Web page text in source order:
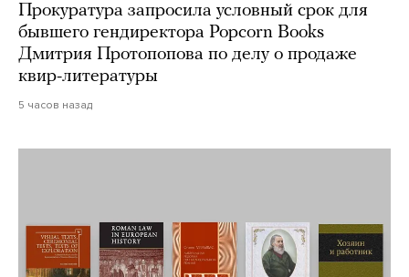
Прокуратура запросила условный срок для
бывшего гендиректора Popcorn Books
Дмитрия Протопопова по делу о продаже
квир-литературы
5 часов назад